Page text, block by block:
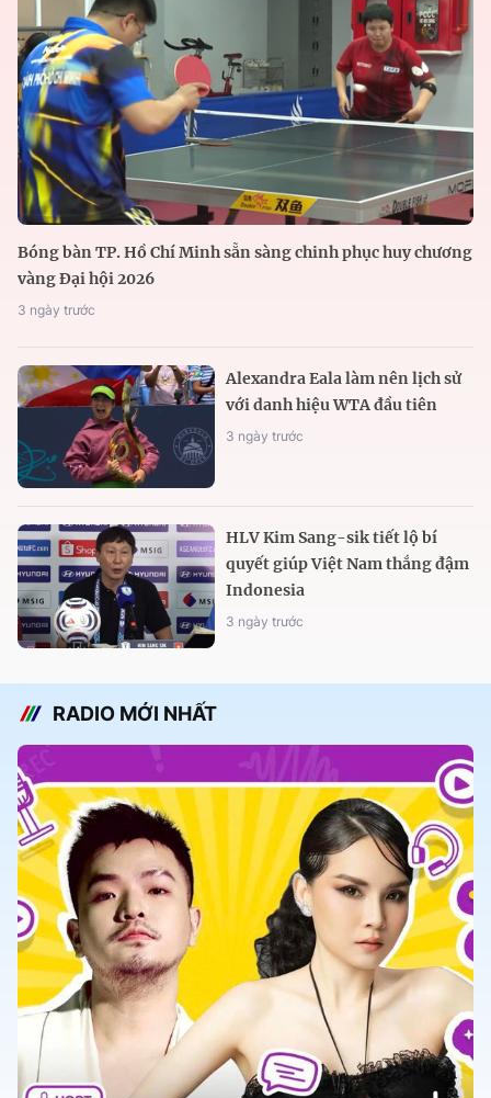
Bóng bàn TP. Hồ Chí Minh sẵn sàng chinh phục huy chương
vàng Đại hội 2026
3 ngày trước
Alexandra Eala làm nên lịch sử
với danh hiệu WTA đầu tiên
3 ngày trước
HLV Kim Sang-sik tiết lộ bí
quyết giúp Việt Nam thắng đậm
Indonesia
3 ngày trước
RADIO MỚI NHẤT